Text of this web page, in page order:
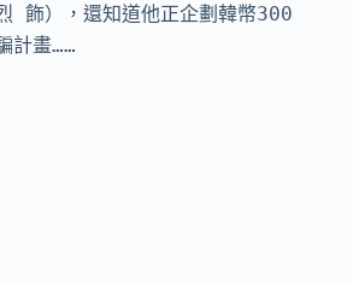
飾），還知道他正企劃韓幣300
計畫……